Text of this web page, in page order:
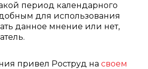
период календарного
для использования
данное мнение или нет,
привел Роструд на своем